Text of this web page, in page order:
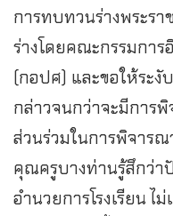
การทบทวนร่างพระ
ร่างโดยคณะกรรมกา
(กอปศ) และขอให้ระงั
กล่าวจนกว่าจะมีการ
ส่วนร่วมในการพิจาร
คุณครูบางท่านรู้สึกว่า
อำนวยการโรงเรียน